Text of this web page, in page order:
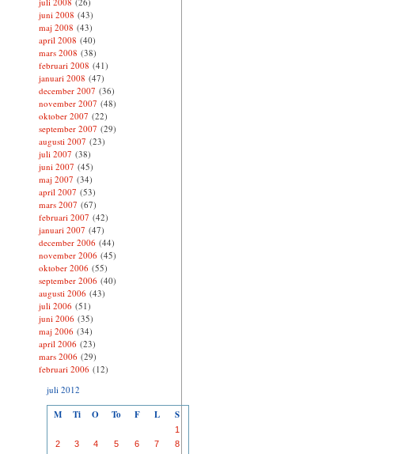
juni 2008 (43)
maj 2008 (43)
april 2008 (40)
mars 2008 (38)
februari 2008 (41)
januari 2008 (47)
december 2007 (36)
november 2007 (48)
oktober 2007 (22)
september 2007 (29)
augusti 2007 (23)
juli 2007 (38)
juni 2007 (45)
maj 2007 (34)
april 2007 (53)
mars 2007 (67)
februari 2007 (42)
januari 2007 (47)
december 2006(44)
november 2006(45)
oktober 2006(55)
september 2006(40)
augusti 2006(43)
juli 2006(51)
juni 2006(35)
maj 2006(34)
april 2006(23)
mars 2006(29)
februari 2006(12)
juli 2012
M Ti O To F L S
1
2
3 4 5 6 7
8